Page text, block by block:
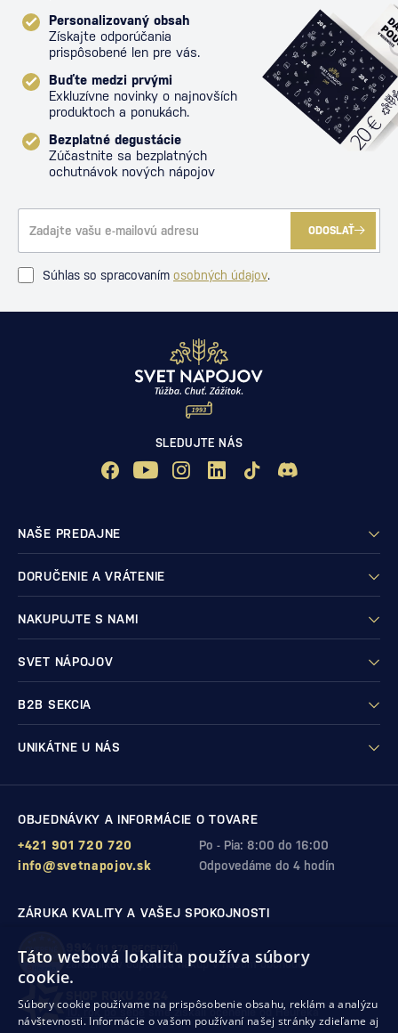
Personalizovaný obsah
Získajte odporúčania
prispôsobené len pre vás.
Buďte medzi prvými
Exkluzívne novinky o najnovších
produktoch a ponukách.
Bezplatné degustácie
Zúčastnite sa bezplatných
ochutnávok nových nápojov
ODOSLAŤ
Súhlas so spracovaním osobných údajov.
SLEDUJTE NÁS
NAŠE PREDAJNE
DORUČENIE A VRÁTENIE
NAKUPUJTE S NAMI
SVET NÁPOJOV
B2B SEKCIA
UNIKÁTNE U NÁS
OBJEDNÁVKY A INFORMÁCIE O TOVARE
Po - Pia: 8:00 do 16:00
+421 901 720 720
Odpovedáme do 4 hodín
info@svetnapojov.sk
ZÁRUKA KVALITY A VAŠEJ SPOKOJNOSTI
99% (11 978 RECENZIÍ)
zákazníkov odporúča nákup v našom obchode
10. rok po sebesme získali ocenenie od Heureka
Táto webová lokalita používa súbory
cookie.
Súbory cookie používame na prispôsobenie obsahu, reklám a analýzu
návštevnosti. Informácie o vašom používaní našej stránky zdieľame aj